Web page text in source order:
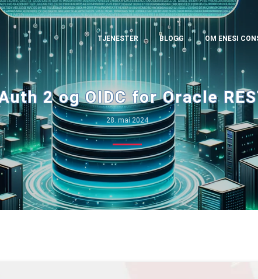
TJENESTER BLOGG OM ENESI
2 og OIDC for Oracle
28. mai 2024